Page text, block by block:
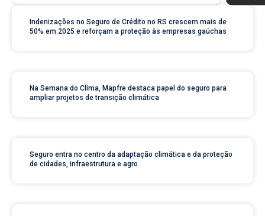
Indenizações no Seguro de Crédito no RS crescem mais de
50% em 2025 e reforçam a proteção às empresas gaúchas
Na Semana do Clima, Mapfre destaca papel do seguro para
ampliar projetos de transição climática
Seguro entra no centro da adaptação climática e da proteção
de cidades, infraestrutura e agro